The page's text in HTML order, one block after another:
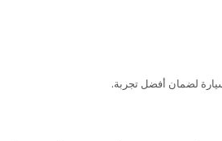
لضمان أفضل تجربة.